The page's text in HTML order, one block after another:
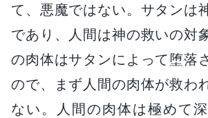
て、悪魔ではない。サタンは
であり、人間は神の救いの対
の肉体はサタンによって堕落
ので、まず人間の肉体が救わ
ない。人間の肉体は極めて